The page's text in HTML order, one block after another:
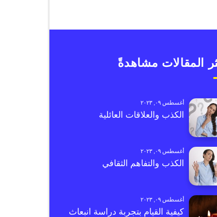
المقالات مشاهدةً
أغسطس ٠٩, ٢٠٢٣
الكذب والعلاقات العائلية
أغسطس ٠٩, ٢٠٢٣
الكذب والتفاهم الثقافي
أغسطس ٠٩, ٢٠٢٣
كيفية القيام بتجربة دراسة انبعاث